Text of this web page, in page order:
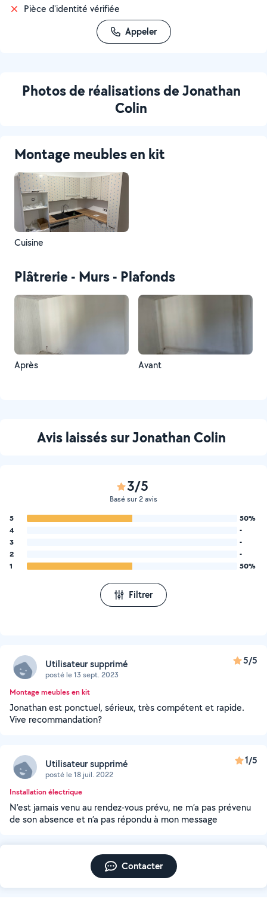
Pièce d'identité vérifiée
Appeler
Photos de réalisations de Jonathan
Colin
Montage meubles en kit
Cuisine
Plâtrerie - Murs - Plafonds
Après Avant
Avis laissés sur Jonathan Colin
3/5
Basé sur 2 avis
5
50%
4
-
3
-
2
-
1
50%
Filtrer
Utilisateur supprimé
posté le 13 sept. 2023
5/5
Montage meubles en kit
Jonathan est ponctuel, sérieux, très compétent et rapide.
Vive recommandation?
Utilisateur supprimé
posté le 18 juil. 2022
1/5
Installation électrique
N’est jamais venu au rendez-vous prévu, ne m’a pas prévenu
de son absence et n’a pas répondu à mon message
Contacter